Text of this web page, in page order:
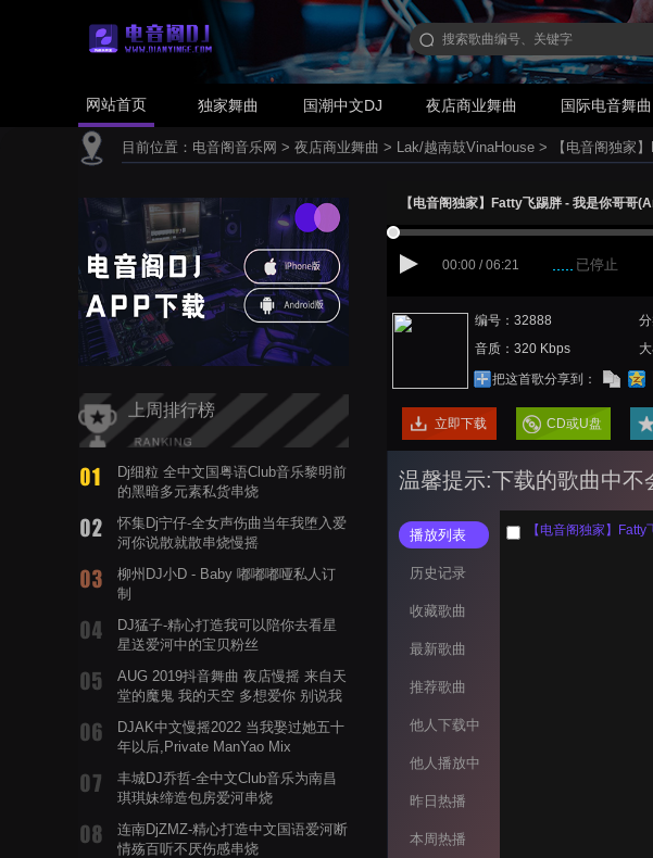
网站首页 独家舞曲 国潮中文DJ 夜店商业舞曲 国际电音舞曲
目前位置： 电音阁音乐网 > 夜店商业舞曲 > Lak/越南鼓VinaHouse > 【电音阁独家
上周排行榜
Dj细粒 全中文国粤语Club音乐黎明前
的黑暗多元素私货串烧
怀集Dj宁仔-全女声伤曲当年我堕入爱
河你说散就散串烧慢摇
柳州DJ小D - Baby 嘟嘟嘟哑私人订
制
DJ猛子-精心打造我可以陪你去看星
星送爱河中的宝贝粉丝
AUG 2019抖音舞曲 夜店慢摇 来自天
堂的魔鬼 我的天空 多想爱你 别说我
DJAK中文慢摇2022 当我娶过她五十
年以后,Private ManYao Mix
丰城DJ乔哲-全中文Club音乐为南昌
琪琪妹缔造包房爱河串烧
连南DjZMZ-精心打造中文国语爱河断
情殇百听不厌伤感串烧
【电音阁独家】Fatty飞踢胖 - 我是你哥哥
00:00 / 06:21 已停止
编号：32888
音质：320 Kbps
把这首歌分享到：
立即下载 CD或U盘
温馨提示:下载的歌曲中不
播放列表
历史记录
收藏歌曲
最新歌曲
推荐歌曲
他人下载中
他人播放中
昨日热播
本周热播
【电音阁独家】